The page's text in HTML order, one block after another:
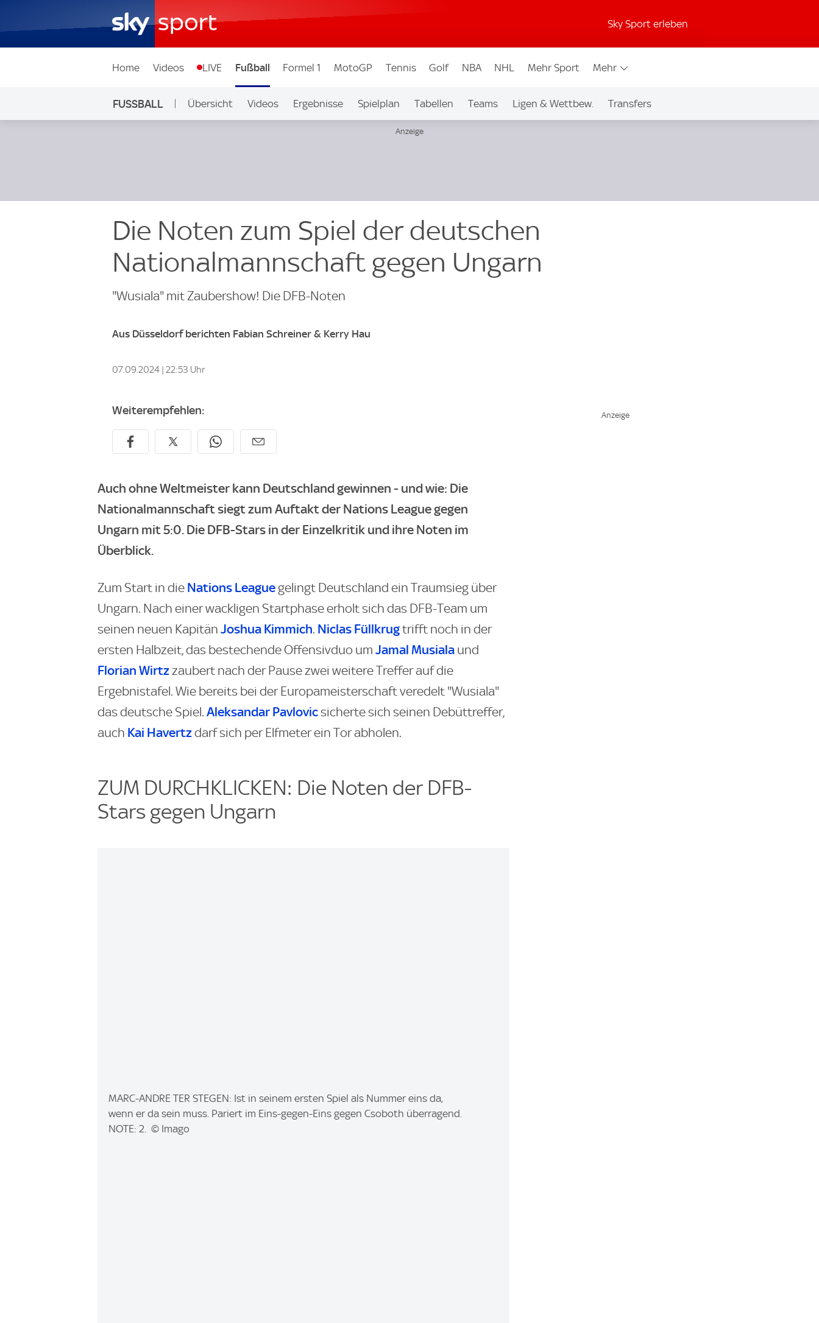
Sky Sport erleben
Home Videos LIVE Fußball Formel 1 MotoGP Tennis Golf NBA NHL Mehr Sport Mehr
FUSSBALL Übersicht Videos Ergebnisse Spielplan Tabellen Teams Ligen & Wettbew. Transfers
Die Noten zum Spiel der deutschen
Nationalmannschaft gegen Ungarn
"Wusiala" mit Zaubershow! Die DFB-Noten
Aus Düsseldorf berichten Fabian Schreiner & Kerry Hau
07.09.2024 | 22:53 Uhr
Weiterempfehlen:
Auch ohne Weltmeister kann Deutschland gewinnen - und wie: Die
Nationalmannschaft siegt zum Auftakt der Nations League gegen
Ungarn mit 5:0. Die DFB-Stars in der Einzelkritik und ihre Noten im
Überblick.
Zum Start in die Nations League gelingt Deutschland ein Traumsieg über
Ungarn. Nach einer wackligen Startphase erholt sich das DFB-Team um
seinen neuen Kapitän Joshua Kimmich. Niclas Füllkrugtrifft noch in der
ersten Halbzeit, das bestechende Offensivduo um Jamal Musiala und
Florian Wirtzzaubert nach der Pause zwei weitere Treffer auf die
Ergebnistafel. Wie bereits bei der Europameisterschaft veredelt "Wusiala"
das deutsche Spiel. Aleksandar Pavlovic sicherte sich seinen Debüttreffer,
auch Kai Havertzdarf sich per Elfmeter ein Tor abholen.
ZUM DURCHKLICKEN: Die Noten der DFB-
Stars gegen Ungarn
I
m
a
MARC-ANDRE TER STEGEN: Ist in seinem ersten Spiel als Nummer eins da,
wenn er da sein muss. Pariert im Eins-gegen-Eins gegen Csoboth überragend.
NOTE: 2. © Imago